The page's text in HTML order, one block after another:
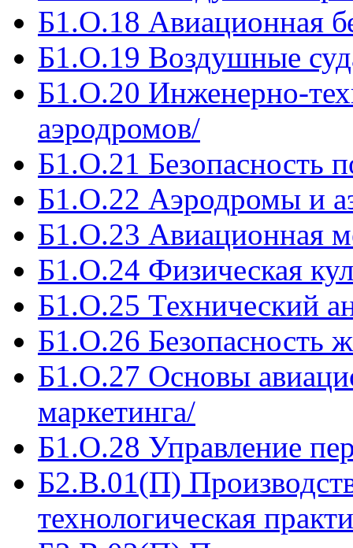
Б1.О.18 Авиационная
Б1.О.19 Воздушные
Б1.О.20 Инженерно-
аэродромов/
Б1.О.21 Безопасность
Б1.О.22 Аэродромы и
Б1.О.23 Авиационная
Б1.О.24 Физическая
Б1.О.25 Технический
Б1.О.26 Безопасность
Б1.О.27 Основы
маркетинга/
Б1.О.28 Управление
Б2.В.01(П)
технологическая